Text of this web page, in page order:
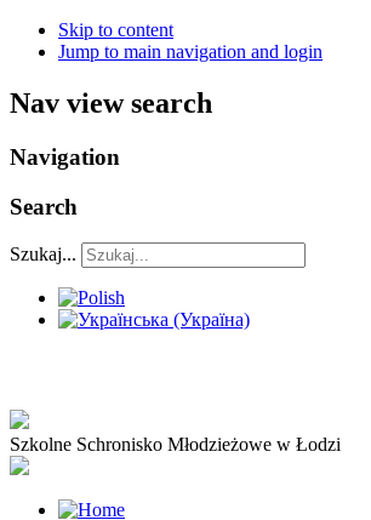
Skip to content
Jump to main navigation and login
Nav view search
Navigation
Search
Szukaj...
Szkolne Schronisko Młodzieżowe w Łodzi